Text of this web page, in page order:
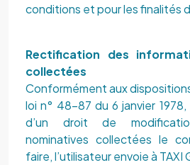
conditions et pour les finalités
Rectification des
collectées
Conformément aux
loi n° 48-87 du 6 janvier 1978,
d’un droit de
nominatives collectées le
faire, l’utilisateur envoie à TAXI